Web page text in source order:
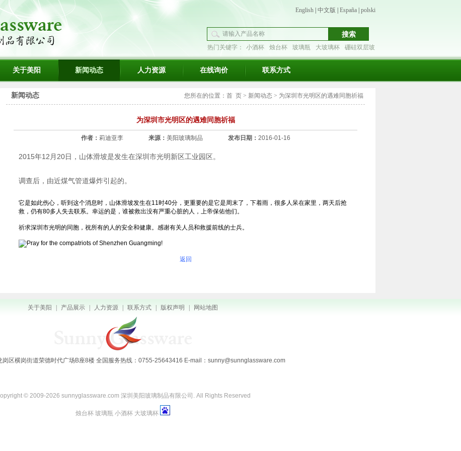
English 中文版 España polski
热门关键字： 小酒杯 烛台杯 玻璃瓶 大玻璃杯
硼硅双层玻
璃
关于美阳 新闻动态 人力资源 在线询价 联系方式
新闻动态 您所在的位置： 首 页 > 新闻动态 > 为深圳市光明区的遇难同胞祈福
为深圳市光明区的遇难同胞祈福
作者： 莉迪亚李 来源： 美阳玻璃制品 发布日期： 2016-01-16
2015年12月20日，山体滑坡是发生在深圳市光明新区工业园区。
调查后，由近煤气管道爆炸引起的。
它是如此伤心，听到这个消息时，山体滑坡发生在11时40分，更重要的是它是周末了，下着雨，很多人呆在家里，两天后抢
救，仍有80多人失去联系。幸运的是，谁被救出没有严重心脏的人，上帝保佑他们。
祈求深圳市光明的同胞，祝所有的人的安全和健康。感谢有关人员和救援前线的士兵。
返回
关于美阳 产品展示 人力资源 联系方式 版权声明 网站地图
岗区横岗街道荣德时代广场B座8楼 全国服务热线：0755-25643416 E-mail：sunny@sunnglassware.com
© 2009-2026 sunnyglassware.com 深圳美阳玻璃制品有限公司. All Rights Reserved
烛台杯 玻璃瓶 小酒杯 大玻璃杯